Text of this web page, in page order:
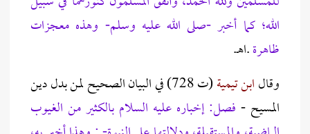
الله؛ كما أخبر -صلى الله عليه وسلم- وهذه معجزات
ظاهرة.اهـ.
وقالابن تيمية
(ت 728) في البيان الصحيح لمن بدل دين
المسيح - فصل: إخباره عليه السلام بالكثير من الغيوب